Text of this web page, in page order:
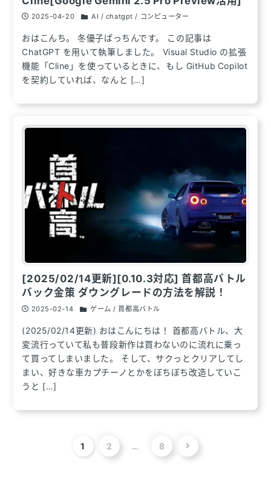
2025-04-20 AI / chatgpt / コンピューター
おはこんち。 冬優子ぱっちんです。 この記事は
ChatGPT を用いて執筆しました。 Visual Studio の拡張
機能「Cline」を使っているときに、もし GitHub Copilot
を契約していれば、なんと […]
[2025/02/14更新][0.10.3対応] 首都高バトル
バック金策 ダウングレードの方法を解説！
2025-02-14 ゲーム / 首都高バトル
(2025/02/14更新) おはこんにちは！ 首都高バトル、大
変流行っていて私も普段新作は買わないのに流れに乗っ
て買ってしまいました。 そして、サクっとクリアしてし
まい、好きな車カプチーノとかをぼちぼち改造していこ
うと […]
投ペ
1
ペ
2 …
ペ
8